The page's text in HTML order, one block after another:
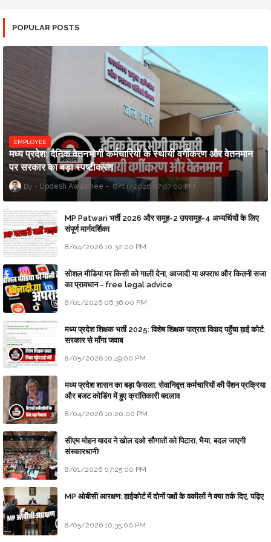
POPULAR POSTS
EMPLOYEE
मध्य प्रदेश: दैनिक वेतनभोगी कर्मचारियों के स्थायी वर्गीकरण और वेतनमान
पर सरकार का बड़ा स्पष्टीकरण
Updesh Awasthee 8/01/2026 07:07:00 PM
MP Patwari भर्ती 2026 और समूह-2 उपसमूह-4 अभ्यर्थियों के लिए
संपूर्ण मार्गदर्शिका
8/04/2026 10:32:00 PM
सोशल मीडिया पर किसी को गाली देना, आजादी या अपराध और कितनी सजा
का प्रावधान - free legal advice
8/01/2026 06:36:00 PM
मध्य प्रदेश शिक्षक भर्ती 2025: विशेष शिक्षक पात्रता विवाद पहुँचा हाई कोर्ट;
सरकार से माँगा जवाब
8/05/2026 10:49:00 PM
मध्य प्रदेश शासन का बड़ा फैसला: सेवानिवृत्त कर्मचारियों की पेंशन प्रक्रिया
और बजट कोडिंग में हुए क्रांतिकारी बदलाव
8/04/2026 10:20:00 PM
सीएम मोहन यादव ने खोल दओ सौगातों को पिटारा, भैया, बदल जाएगी
संस्कारधानी!
8/01/2026 07:25:00 PM
MP ओबीसी आरक्षण: हाईकोर्ट में दोनों पक्षों के वकीलों ने क्या तर्क दिए, पढ़िए
8/05/2026 10:35:00 PM